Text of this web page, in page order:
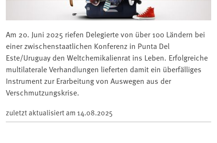
Am 20. Juni 2025 riefen Delegierte von über 100 Ländern bei
einer zwischenstaatlichen Konferenz in Punta Del
Este/Uruguay den Weltchemikalienrat ins Leben. Erfolgreiche
multilaterale Verhandlungen lieferten damit ein überfälliges
Instrument zur Erarbeitung von Auswegen aus der
Verschmutzungskrise.
zuletzt aktualisiert am 14.08.2025